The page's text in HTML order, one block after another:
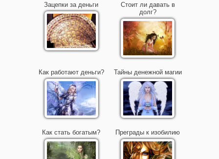
Зацепки за деньги
Стоит ли давать в
долг?
Как работают деньги? Тайны денежной магии
Как стать богатым? Преграды к изобилию